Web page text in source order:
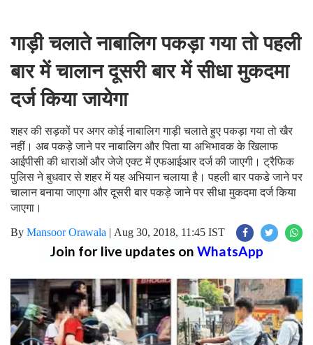
गाड़ी चलाते नाबालिग पकड़ा गया तो पहली
बार में चालान दूसरी बार में सीधा मुकदमा
दर्ज किया जायेगा
शहर की सड़कों पर अगर कोई नाबालिग गाड़ी चलाते हुए पकड़ा गया तो खैर
नहीं। अब पकड़े जाने पर नाबालिग और पिता या अभिभावक के खिलाफ
आईपीसी की धाराओं और जेजे एक्ट में एफआईआर दर्ज की जाएगी। ट्रैफिक
पुलिस ने बुधवार से शहर में यह अभियान चलाया है। पहली बार पकडे जाने पर
चालान बनाया जाएगा और दूसरी बार पकड़े जाने पर सीधा मुकदमा दर्ज किया
जाएगा।
By Mansoor Orawala | Aug 30, 2018, 11:45 IST
Join for live updates on WhatsApp